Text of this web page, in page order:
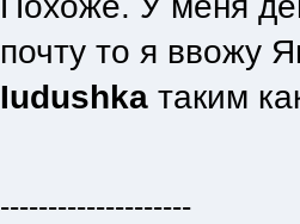
почту то я ввожу
Iudushkaтаким
--------------------